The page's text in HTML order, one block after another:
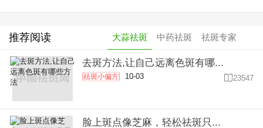
推荐阅读 大蒜祛斑 中药祛斑 祛斑专家
去斑方法,让自己远离色斑有哪...
祛斑小偏方 10-03  23547
脸上斑点像芝麻，轻松祛斑只...